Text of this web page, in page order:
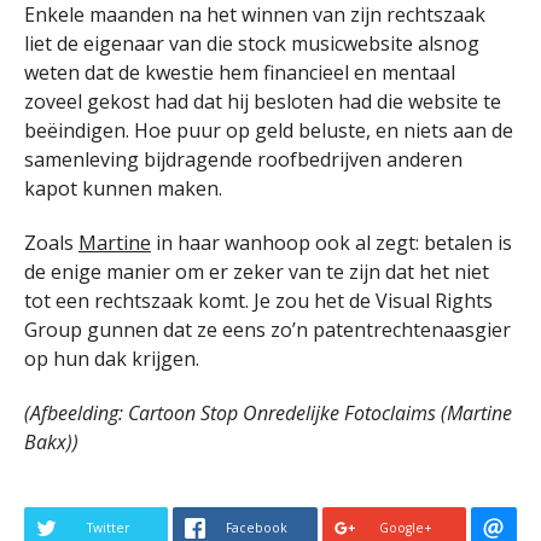
Enkele maanden na het winnen van zijn rechtszaak
liet de eigenaar van die stock musicwebsite alsnog
weten dat de kwestie hem financieel en mentaal
zoveel gekost had dat hij besloten had die website te
beëindigen. Hoe puur op geld beluste, en niets aan de
samenleving bijdragende roofbedrijven anderen
kapot kunnen maken.
Zoals Martine in haar wanhoop ook al zegt: betalen is
de enige manier om er zeker van te zijn dat het niet
tot een rechtszaak komt. Je zou het de Visual Rights
Group gunnen dat ze eens zo’n patentrechtenaasgier
op hun dak krijgen.
(Afbeelding: Cartoon Stop Onredelijke Fotoclaims (Martine
Bakx))
Twitter Facebook Google+